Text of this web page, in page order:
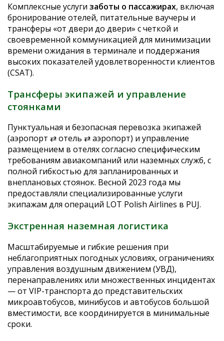
Комплексные услуги заботы о пассажирах, включая
бронирование отелей, питательные ваучеры и
трансферы «от двери до двери» с четкой и
своевременной коммуникацией для минимизации
времени ожидания в терминале и поддержания
высоких показателей удовлетворенности клиентов
(CSAT).
Трансферы экипажей и управление
стоянками
Пунктуальная и безопасная перевозка экипажей
(аэропорт ⇄ отель ⇄ аэропорт) и управление
размещением в отелях согласно специфическим
требованиям авиакомпаний или наземных служб, с
полной гибкостью для запланированных и
внеплановых стоянок. Весной 2023 года мы
предоставляли специализированные услуги
экипажам для операций LOT Polish Airlines в PUJ.
Экстренная наземная логистика
Масштабируемые и гибкие решения при
неблагоприятных погодных условиях, ограничениях
управления воздушным движением (УВД),
перенаправлениях или множественных инцидентах
— от VIP-транспорта до представительских
микроавтобусов, минибусов и автобусов большой
вместимости, все координируется в минимальные
сроки.